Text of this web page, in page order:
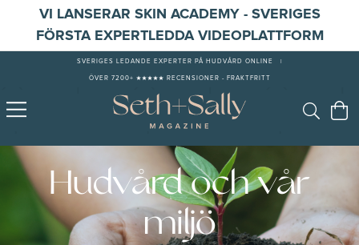
VI LANSERAR SKIN ACADEMY - SVERIGES
FÖRSTA EXPERTLEDDA VIDEOPLATTFORM
SVERIGES LEDANDE EXPERTER PÅ HUDVÅRD ONLINE
ÖVER 7200+ ★★★★★ RECENSIONER - FRAKTFRITT
Hudvård och vår
miljö